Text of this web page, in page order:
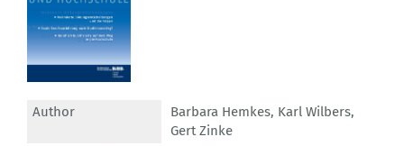
Author Barbara Hemkes, Karl Wilbers,
Gert Zinke